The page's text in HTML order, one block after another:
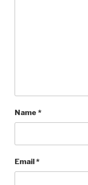
Name *
Email *